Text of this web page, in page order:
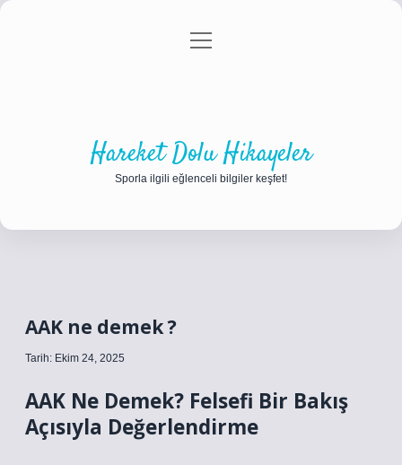
Gizlilik Politikası
menüyü
Hareket Dolu Hikayeler
Sporla ilgili eğlenceli bilgiler keşfet!
AAK ne demek ?
Tarih: Ekim 24, 2025
AAK Ne Demek? Felsefi Bir Bakış
Açısıyla Değerlendirme